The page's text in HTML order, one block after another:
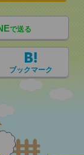
で送る
ブックマーク